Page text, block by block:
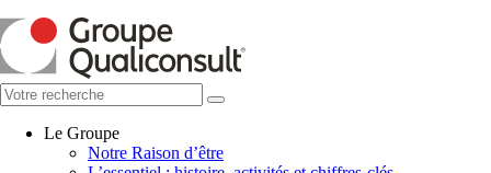
Le Groupe
Notre Raison d’être